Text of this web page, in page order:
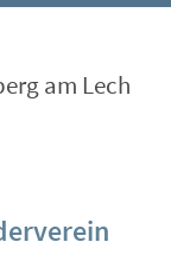
am Lech